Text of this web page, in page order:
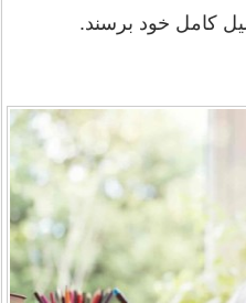
کامل خود برسند.